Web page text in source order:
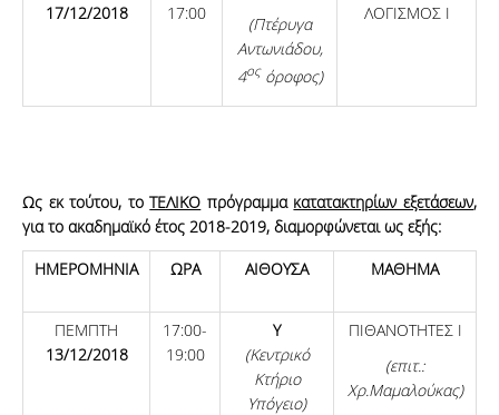
17/12/2018
17:00
(Πτέρυγα
Αντωνιάδου,
4οςόροφος)
ΛΟΓΙΣΜΟΣ Ι
Ως εκ τούτου, τοΤΕΛΙΚΟ πρόγραμμα κατατακτηρίων εξετάσεων,
για το ακαδημαϊκό έτος 2018-2019, διαμορφώνεται ως εξής:
ΗΜΕΡΟΜΗΝΙΑ
ΩΡΑ ΑΙΘΟΥΣΑ ΜΑΘΗΜΑ
ΠΕΜΠΤΗ
13/12/2018
17:00-
19:00
Y
(Κεντρικό
Κτήριο
Υπόγειο)
ΠΙΘΑΝΟΤΗΤΕΣ Ι
(επιτ.:
Χρ.Μαμαλούκας)